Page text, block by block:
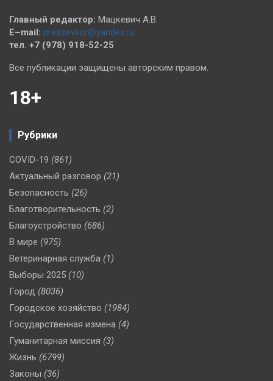
Главный редактор: Мацкевич А.В.
E–mail: pressevkor@yandex.ru
тел. +7 (978) 918-52-25
Все публикации защищены авторским правом.
18+
Рубрики
COVID-19 (861)
Актуальный разговор (21)
Безопасность (26)
Благотворительность (2)
Благоустройство (686)
В мире (975)
Ветеринарная служба (1)
Выборы 2025 (10)
Город (8036)
Городское хозяйство (1984)
Государственная измена (4)
Гуманитарная миссия (3)
Жизнь (6799)
Законы (36)